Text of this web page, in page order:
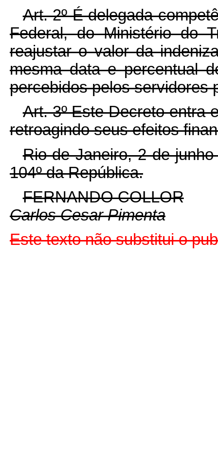
Art. 2º É delegada
Federal, do Ministério do
reajustar o valor da
mesma data e percentual
percebidos pelos servidores
Art. 3º Este Decreto entra
retroagindo seus efeitos
Rio de Janeiro, 2 de
104º da República.
FERNANDO COLLOR
Carlos Cesar Pimenta
Este texto não substitui o